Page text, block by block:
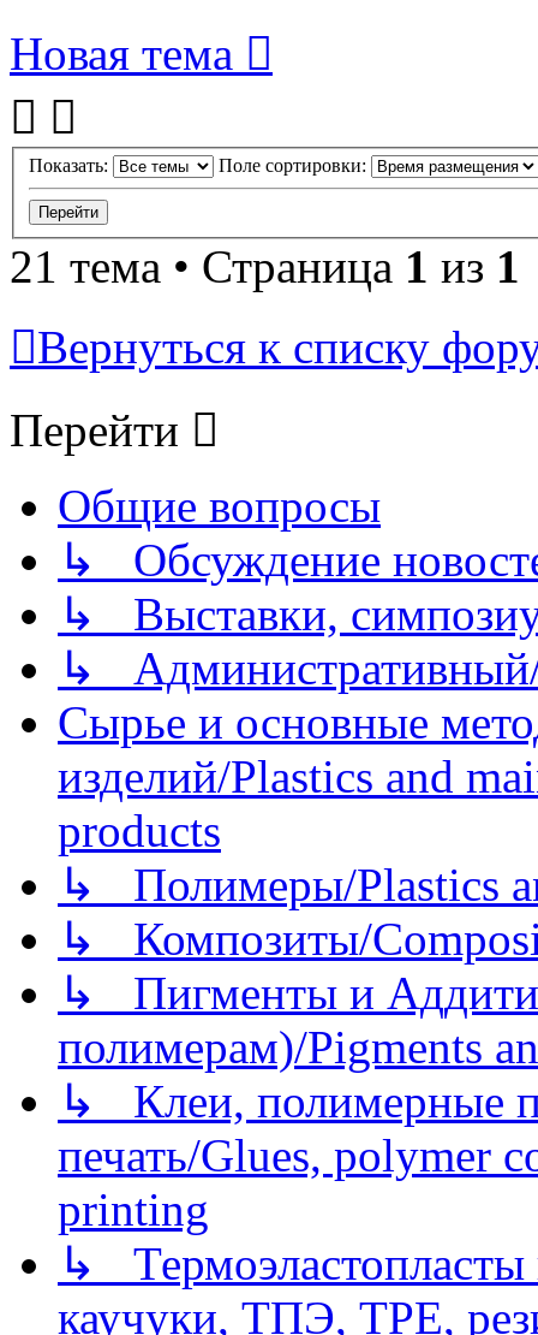
Новая тема
Показать: Поле сортировки:
21 тема • Страница 1 из 1
Вернуться к списку
Перейти
Общие вопросы
↳ Обсуждение
↳ Выставки,
↳
Сырье и основные
изделий/Plastics and
products
↳ Полимеры/Plastics
↳ Композиты/
↳ Пигменты и
полимерам)/Pigments
↳ Клеи, полимерные
печать/Glues, polymer
printing
↳
каучуки, ТПЭ, TPE,